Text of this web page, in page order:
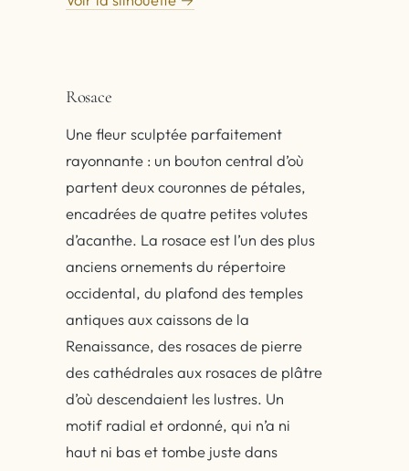
Rosace
Une fleur sculptée parfaitement
rayonnante : un bouton central d’où
partent deux couronnes de pétales,
encadrées de quatre petites volutes
d’acanthe. La rosace est l’un des plus
anciens ornements du répertoire
occidental, du plafond des temples
antiques aux caissons de la
Renaissance, des rosaces de pierre
des cathédrales aux rosaces de plâtre
d’où descendaient les lustres. Un
motif radial et ordonné, qui n’a ni
haut ni bas et tombe juste dans